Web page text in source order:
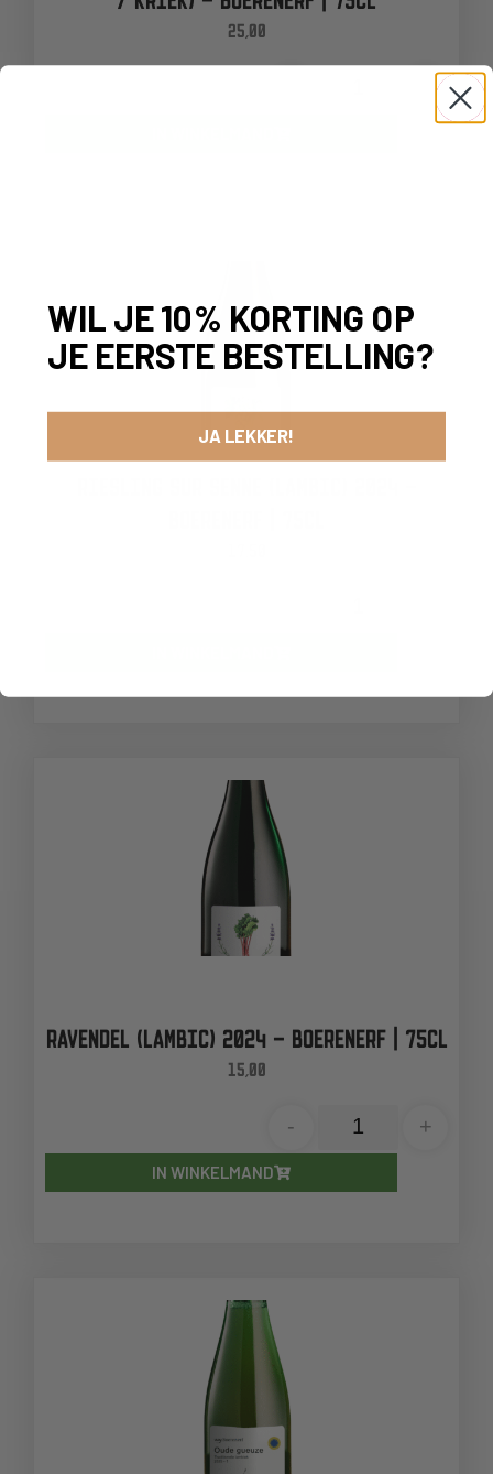
25,00
RAVENDEL (LAMBIC) 2024 – BOERENERF | 75CL
15,00
- +
IN WINKELMAND
WIL JE 10% KORTING OP
JE EERSTE BESTELLING?
JA LEKKER!